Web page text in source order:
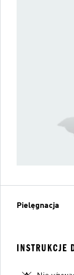
Pielęgnacja
INSTRUKCJE